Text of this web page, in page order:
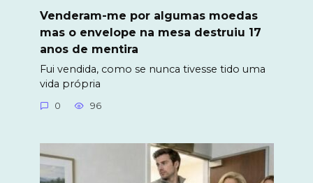
Venderam-me por algumas moedas
mas o envelope na mesa destruiu 17
anos de mentira
Fui vendida, como se nunca tivesse tido uma
vida própria
0 96